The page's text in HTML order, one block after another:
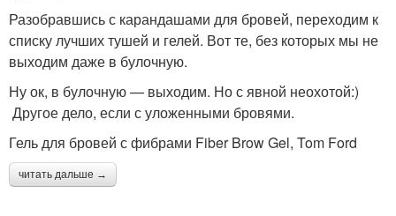
Разобравшись с карандашами для бровей, переходим к
списку лучших тушей и гелей. Вот те, без которых мы не
выходим даже в булочную.
Ну ок, в булочную — выходим. Но с явной неохотой:)
Другое дело, если с уложенными бровями.
Гель для бровей с фибрами Fiber Brow Gel, Tom Ford
читать дальше →